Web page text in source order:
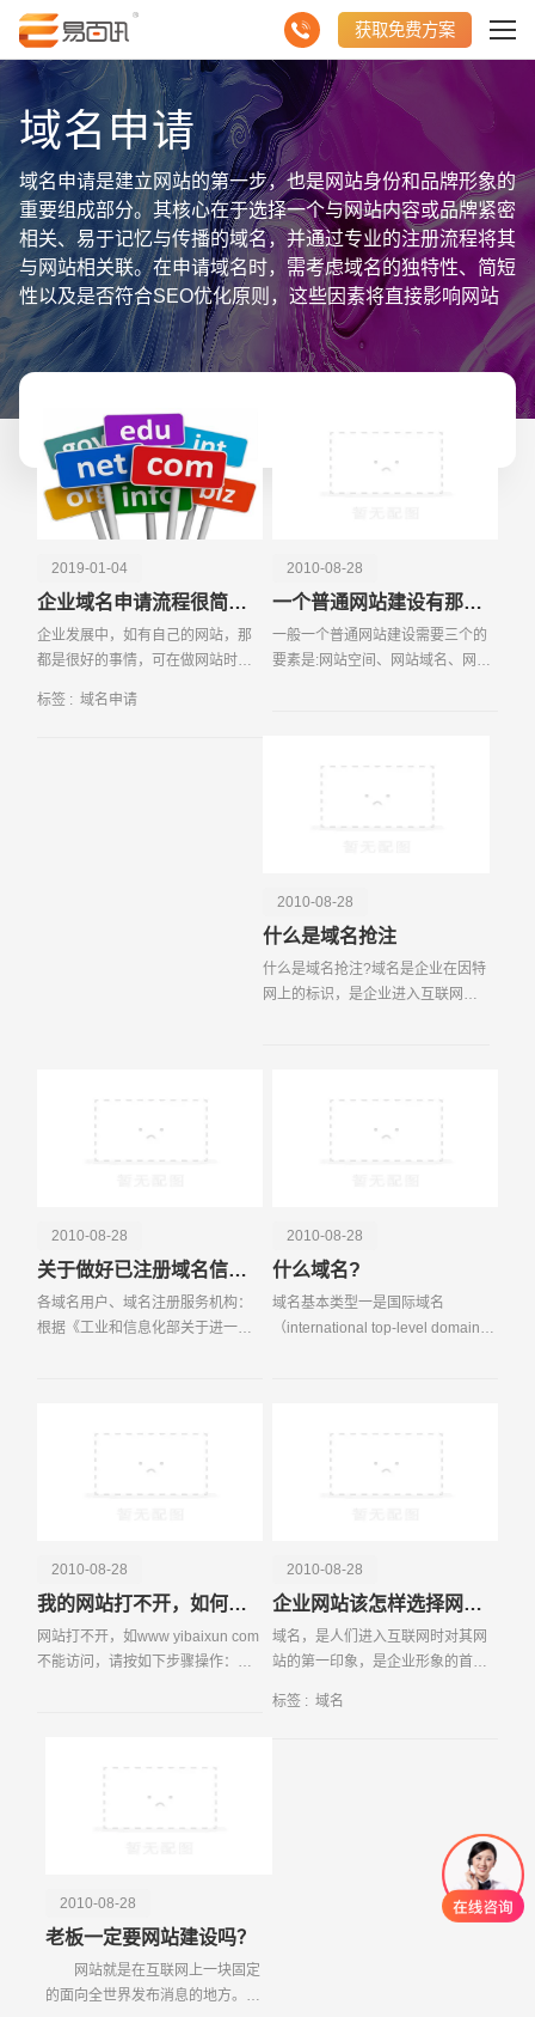
获取免费方案
域名申请
域名申请是建立网站的第一步，也是网站身份和品牌形象的
重要组成部分。其核心在于选择一个与网站内容或品牌紧密
相关、易于记忆与传播的域名，并通过专业的注册流程将其
与网站相关联。在申请域名时，需考虑域名的独特性、简短
性以及是否符合SEO优化原则，这些因素将直接影响网站
的可见性和流量。同时，了解不同域名后缀的含义和适用场
景也很重要，以确保选择的域名既符合网站定位，又能有效
传达信息。申请域名还需关注域名的安全性，选择可靠的注
册商，并进行定期的域名管理和续费，以保障网站的长期稳
定运行。总之，域名申请是建立网站的基础环节，通过聚合
并考虑多方面因素，选择一个合适的域名，将为网站的成功
打下坚实的基础。
2019-01-04
企业域名申请流程很简单 只需这三步
企业发展中，如有自己的网站，那
都是很好的事情，可在做网站时，
务，可以选择公司类型的，也可以
标签 : 域名申请
2010-08-28
一个普通网站建设有那些内容?
一般一个普通网站建设需要三个的
要素是:网站空间、网站域名、网站
2010-08-28
什么是域名抢注
什么是域名抢注?域名是企业在因特
网上的标识，是企业进入互联网，
2010-08-28
什么域名?
域名基本类型一是国际域名
（international top-level domain-
2010-08-28
关于做好已注册域名信息核对工作的通告
各域名用户、域名注册服务机构：
根据《工业和信息化部关于进一步
2010-08-28
企业网站该怎样选择网站域名？
域名，是人们进入互联网时对其网
站的第一印象，是企业形象的首要
的。如果企业的域名能做到简洁明
标签 : 域名
2010-08-28
我的网站打不开，如何处理?
网站打不开，如www yibaixun com
不能访问，请按如下步骤操作：
2010-08-28
老板一定要网站建设吗？
网站就是在互联网上一块固定
的面向全世界发布消息的地方。它
电话 微信号